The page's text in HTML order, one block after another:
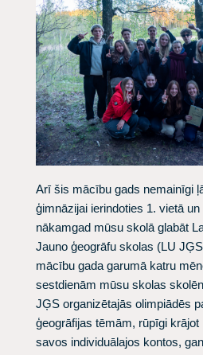
Arī šis mācību gads nemainīgi
ģimnāzijai ierindoties 1. vietā
nākamgad mūsu skolā glabāt
Jauno ģeogrāfu skolas (LU
mācību gada garumā katru
sestdienām mūsu skolas
JĢS organizētajās olimpiādēs
ģeogrāfijas tēmām, rūpīgi
savos individuālajos kontos,